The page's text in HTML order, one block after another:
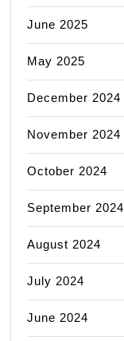
June 2025
May 2025
December 2024
November 2024
October 2024
September 2024
August 2024
July 2024
June 2024